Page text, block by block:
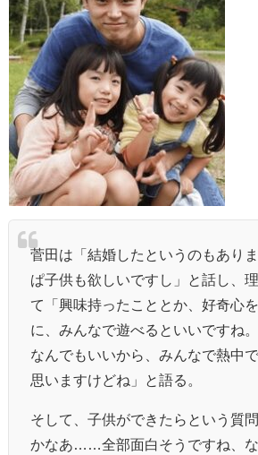
菅田は「結婚したというのもあり
ぱ子供も欲しいですし」と話し、
て「興味持ったこととか、好奇心
に、みんなで遊べるといいですね
なんでもいいから、みんなで熱中
思いますけどね」と語る。
そして、子供ができたらという質
かなあ……全部面白そうですね、な